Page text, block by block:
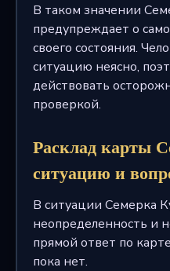
В таком значении
предупреждает о
своего состояния.
ситуацию неясно,
действовать
проверкой.
Расклад карты
ситуацию и
В ситуации Семерка
неопределенность и
прямой ответ по
пока нет.